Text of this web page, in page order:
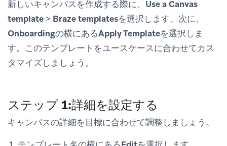
新しいキャンバスを作成する際に、 Use a Canvas
template > Braze templatesを選択します。次に、
Onboardingの横にあるApply Templateを選択しま
す。このテンプレートをユースケースに合わせてカス
タマイズしましょう。
ステップ 1:詳細を設定する
キャンバスの詳細を目標に合わせて調整しましょう。